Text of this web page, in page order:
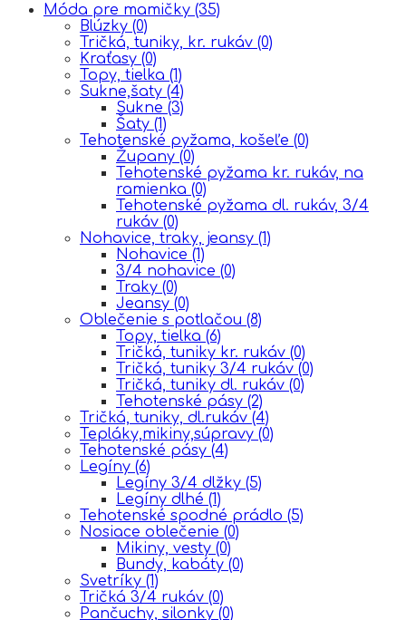
Móda pre mamičky (35)
Blúzky (0)
Tričká, tuniky, kr. rukáv (0)
Kraťasy (0)
Topy, tielka (1)
Sukne,šaty (4)
Sukne (3)
Šaty (1)
Tehotenské pyžama, košeľe (0)
Župany (0)
Tehotenské pyžama kr. rukáv, na
ramienka (0)
Tehotenské pyžama dl. rukáv, 3/4
rukáv (0)
Nohavice, traky, jeansy (1)
Nohavice (1)
3/4 nohavice (0)
Traky (0)
Jeansy (0)
Oblečenie s potlačou (8)
Topy, tielka (6)
Tričká, tuniky kr. rukáv (0)
Tričká, tuniky 3/4 rukáv (0)
Tričká, tuniky dl. rukáv (0)
Tehotenské pásy (2)
Tričká, tuniky, dl.rukáv (4)
Tepláky,mikiny,súpravy (0)
Tehotenské pásy (4)
Legíny (6)
Legíny 3/4 dlžky (5)
Legíny dlhé (1)
Tehotenské spodné prádlo (5)
Nosiace oblečenie (0)
Mikiny, vesty (0)
Bundy, kabáty (0)
Svetríky (1)
Tričká 3/4 rukáv (0)
Pančuchy, silonky (0)